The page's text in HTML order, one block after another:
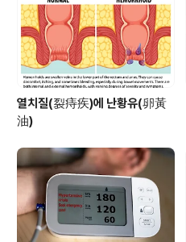
열치질(裂痔疾)에 난황유(卵黃
油)